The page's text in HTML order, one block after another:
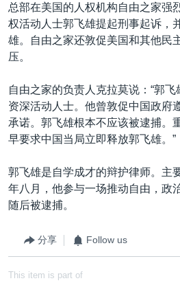
重要讲话与声明
台海两岸关系
南中国海争端
关注西藏
关注新疆
GEN Z 看美国
其他语言网站
总部在美国的人权机构自由之家强
权活动人士郭飞雄提起刑事起诉，
雄。自由之家还敦促美国和其他民
压。
自由之家的负责人克拉莫说：“郭
资深活动人士。他曾敦促中国政府
承诺。郭飞雄根本不应该被逮捕。
早要求中国当局立即释放郭飞雄。”
郭飞雄是自学成才的辩护律师。主
年八月，他参与一场推动自由，政
随后被逮捕。
分享 Follow us
This item is part of